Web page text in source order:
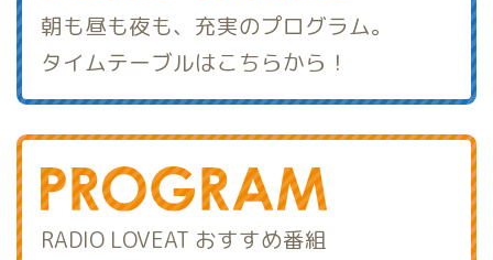
朝も昼も夜も、充実のプログラム。
タイムテーブルはこちらから！
RADIO LOVEAT おすすめ番組